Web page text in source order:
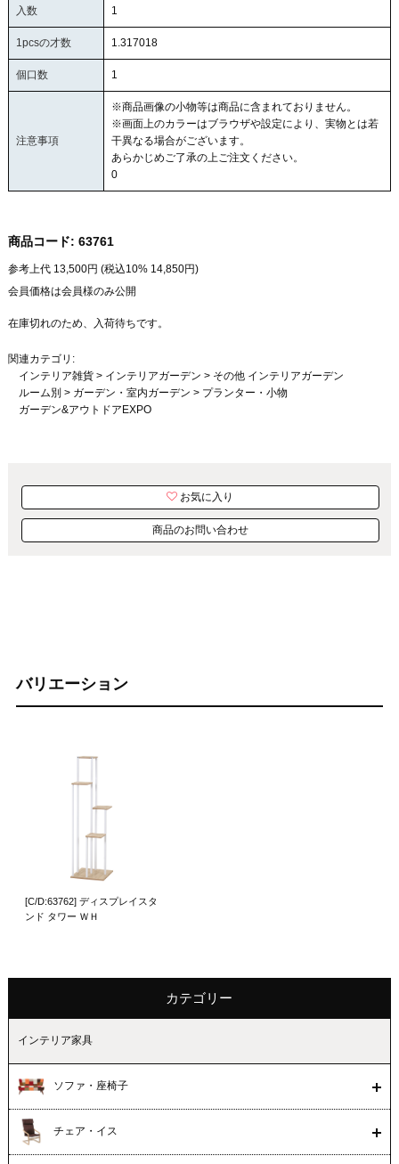
入数 1
1pcsの才数 1.317018
個口数 1
注意事項
※商品画像の小物等は商品に含まれておりません。
※画面上のカラーはブラウザや設定により、実物とは若
干異なる場合がございます。
あらかじめご了承の上ご注文ください。
0
商品コード: 63761
参考上代 13,500円 (税込10% 14,850円)
会員価格は会員様のみ公開
在庫切れのため、入荷待ちです。
関連カテゴリ:
インテリア雑貨> インテリアガーデン > その他 インテリアガーデン
ルーム別 > ガーデン・室内ガーデン > プランター・小物
ガーデン&アウトドアEXPO
お気に入り
商品のお問い合わせ
バリエーション
[C/D:63762] ディスプレイスタ
ンド タワー ＷＨ
カテゴリー
インテリア家具
ソファ・座椅子
チェア・イス